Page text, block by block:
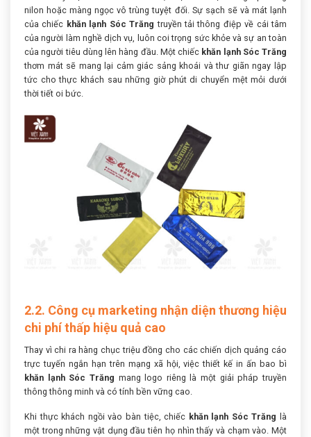
nilon hoặc màng ngọc vô trùng tuyệt đối. Sự sạch sẽ và mát lạnh
của chiếc khăn lạnh Sóc Trăng truyền tải thông điệp về cái tâm
của người làm nghề dịch vụ, luôn coi trọng sức khỏe và sự an toàn
của người tiêu dùng lên hàng đầu. Một chiếc khăn lạnh Sóc Trăng
thơm mát sẽ mang lại cảm giác sảng khoái và thư giãn ngay lập
tức cho thực khách sau những giờ phút di chuyển mệt mỏi dưới
thời tiết oi bức.
2.2. Công cụ marketing nhận diện thương hiệu
chi phí thấp hiệu quả cao
Thay vì chi ra hàng chục triệu đồng cho các chiến dịch quảng cáo
trực tuyến ngắn hạn trên mạng xã hội, việc thiết kế in ấn bao bì
khăn lạnh Sóc Trăng mang logo riêng là một giải pháp truyền
thông thông minh và có tính bền vững cao.
Khi thực khách ngồi vào bàn tiệc, chiếc khăn lạnh Sóc Trăng là
một trong những vật dụng đầu tiên họ nhìn thấy và chạm vào. Một